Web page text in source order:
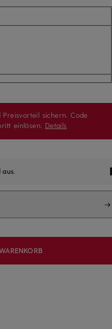
sichern. Code
einlösen. Details
aus.